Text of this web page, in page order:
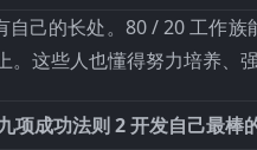
自己的长处。80 / 20 工作
。这些人也懂得努力培养、
项成功法则 2开发自己最棒